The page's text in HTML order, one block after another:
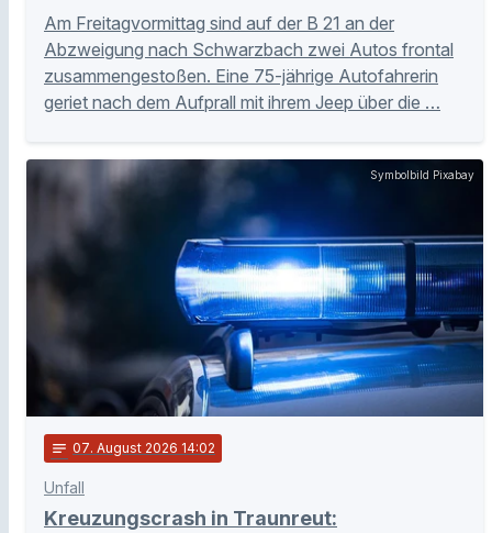
Am Freitagvormittag sind auf der B 21 an der
Abzweigung nach Schwarzbach zwei Autos frontal
zusammengestoßen. Eine 75-jährige Autofahrerin
geriet nach dem Aufprall mit ihrem Jeep über die …
Symbolbild Pixabay
notes 07. August 2026 14:02
Unfall
Kreuzungscrash in Traunreut: